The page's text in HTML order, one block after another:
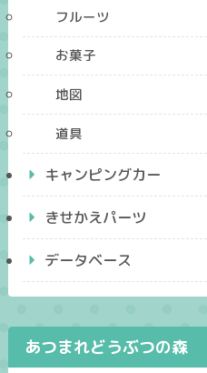
フルーツ
お菓子
地図
道具
キャンピングカー
きせかえパーツ
データベース
あつまれどうぶつの森